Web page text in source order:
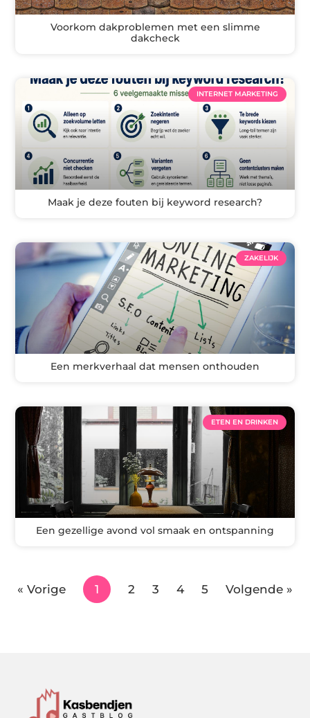
Voorkom dakproblemen met een slimme
dakcheck
INTERNET MARKETING
Maak je deze fouten bij keyword research?
ZAKELIJK
Een merkverhaal dat mensen onthouden
ETEN EN DRINKEN
Een gezellige avond vol smaak en ontspanning
« Vorige 1 2 3 4 5 Volgende »